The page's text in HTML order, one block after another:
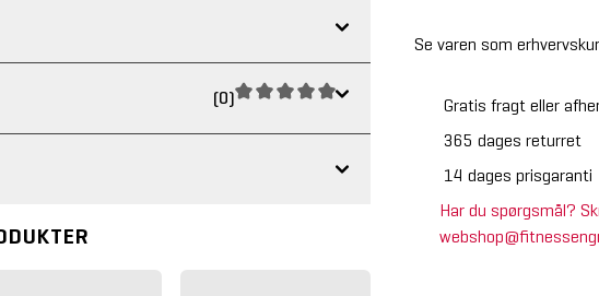
Se varen som
Gratis fragt eller
365 dages returret
14 dages prisgaranti
Har du spørgsmål?
(0)